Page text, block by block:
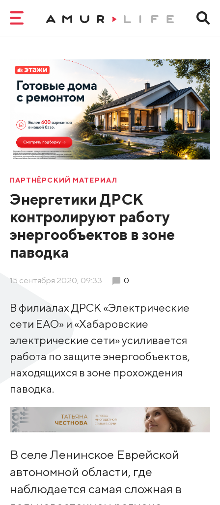
ПАРТНЁРСКИЙ МАТЕРИАЛ
Энергетики ДРСК
контролируют работу
энергообъектов в зоне
паводка
15 сентября 2020, 09:33 0
В филиалах ДРСК «Электрические
сети ЕАО» и «Хабаровские
электрические сети» усиливается
работа по защите энергообъектов,
находящихся в зоне прохождения
паводка.
В селе Ленинское Еврейской
автономной области, где
наблюдается самая сложная в